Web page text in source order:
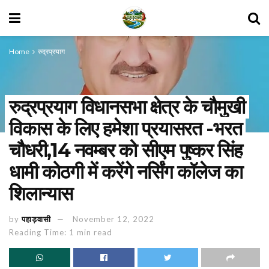
Home रुद्रप्रयाग
रुद्रप्रयाग विधानसभा क्षेत्र के चौमुखी
विकास के लिए हमेशा प्रयासरत -भरत
चौधरी,14 नवम्बर को सीएम पुष्कर सिंह
धामी कोठगी में करेंगे नर्सिंग कॉलेज का
शिलान्यास
by पहाड़वासी
November 12, 2022
Reading Time: 1 min read